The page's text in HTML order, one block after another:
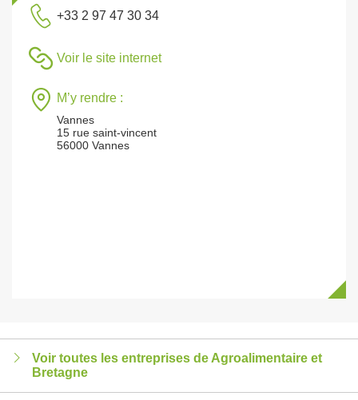
+33 2 97 47 30 34
Voir le site internet
M’y rendre :
Vannes
15 rue saint-vincent
56000 Vannes
Voir toutes les entreprises de Agroalimentaire et
Bretagne